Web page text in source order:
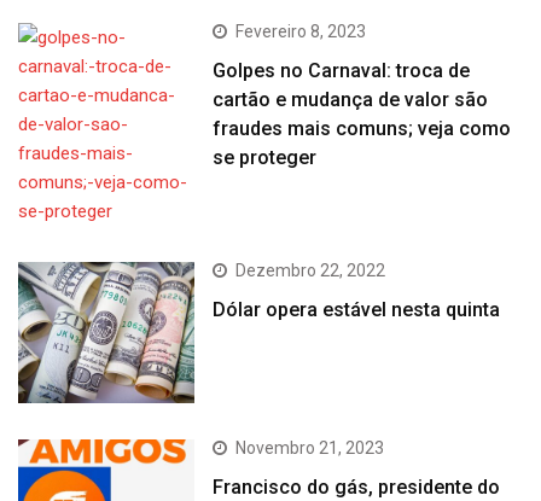
Fevereiro 8, 2023
Golpes no Carnaval: troca de
cartão e mudança de valor são
fraudes mais comuns; veja como
se proteger
Dezembro 22, 2022
Dólar opera estável nesta quinta
Novembro 21, 2023
Francisco do gás, presidente do